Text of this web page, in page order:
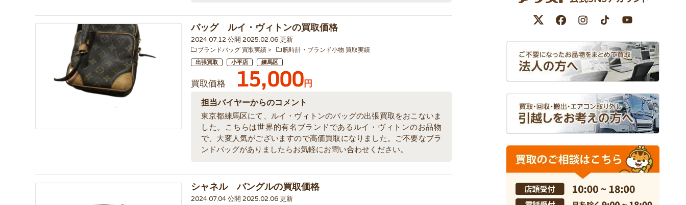
バッグ ルイ・ヴィトンの買取価格
2024.07.12 公開 2025.02.06 更新
ブランドバッグ 買取実績 腕時計・ブランド小物 買取実績
出張買取 小平店 練馬区
買取価格 15,000円
担当バイヤーからのコメント
東京都練馬区にて、ルイ・ヴィトンのバッグの出張買取をおこないま
した。こちらは世界的有名ブランドであるルイ・ヴィトンのお品物
で、大変人気がございますので高価買取になりました。ご不要なブラ
ンドバッグがありましたらお気軽にお問い合わせください。
シャネル バングルの買取価格
2024.07.04 公開 2025.02.06 更新